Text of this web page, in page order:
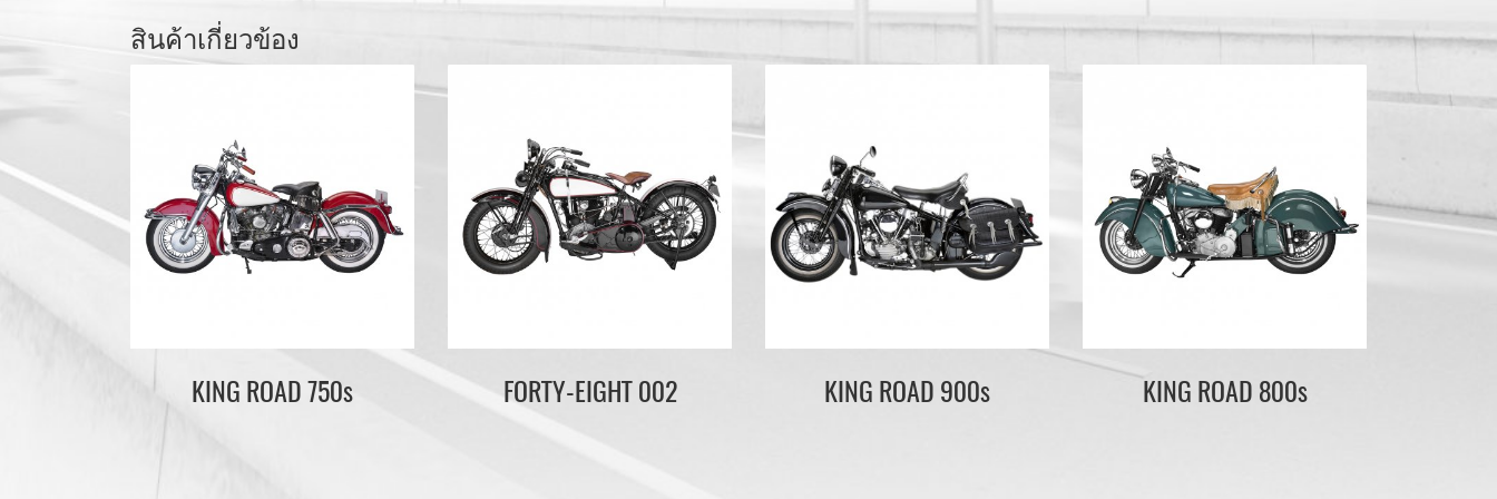
สินค้าเกี่ยวข้อง
KING ROAD 750s FORTY-EIGHT 002 KING ROAD 900s KING ROAD 800s